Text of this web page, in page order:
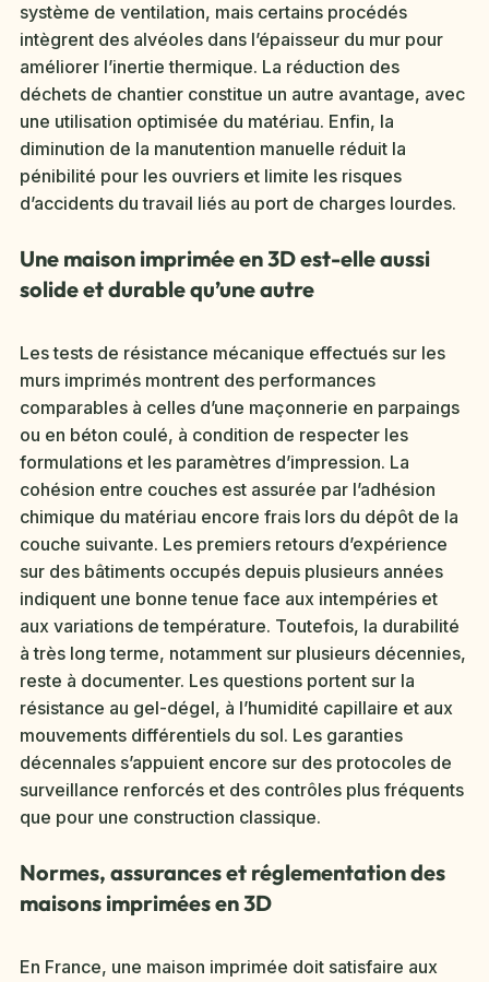
système de ventilation, mais certains procédés
intègrent des alvéoles dans l’épaisseur du mur pour
améliorer l’inertie thermique. La réduction des
déchets de chantier constitue un autre avantage, avec
une utilisation optimisée du matériau. Enfin, la
diminution de la manutention manuelle réduit la
pénibilité pour les ouvriers et limite les risques
d’accidents du travail liés au port de charges lourdes.
Une maison imprimée en 3D est-elle aussi
solide et durable qu’une autre
Les tests de résistance mécanique effectués sur les
murs imprimés montrent des performances
comparables à celles d’une maçonnerie en parpaings
ou en béton coulé, à condition de respecter les
formulations et les paramètres d’impression. La
cohésion entre couches est assurée par l’adhésion
chimique du matériau encore frais lors du dépôt de la
couche suivante. Les premiers retours d’expérience
sur des bâtiments occupés depuis plusieurs années
indiquent une bonne tenue face aux intempéries et
aux variations de température. Toutefois, la durabilité
à très long terme, notamment sur plusieurs décennies,
reste à documenter. Les questions portent sur la
résistance au gel-dégel, à l’humidité capillaire et aux
mouvements différentiels du sol. Les garanties
décennales s’appuient encore sur des protocoles de
surveillance renforcés et des contrôles plus fréquents
que pour une construction classique.
Normes, assurances et réglementation des
maisons imprimées en 3D
En France, une maison imprimée doit satisfaire aux